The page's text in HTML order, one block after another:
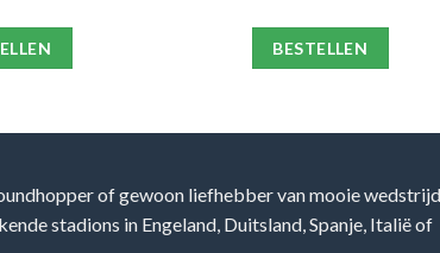
BESTELLEN
of gewoon liefhebber van mooie
stadions in Engeland, Duitsland, Spanje, Italië of